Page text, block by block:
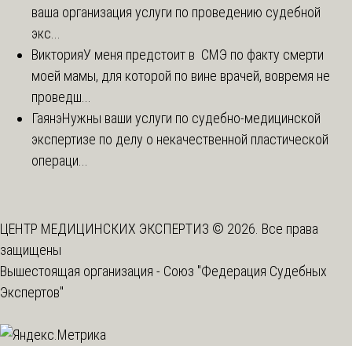
ваша организация услуги по проведению судебной
экс...
ВикторияУ меня предстоит в СМЭ по факту смерти
моей мамы, для которой по вине врачей, вовремя не
проведш...
ГаянэНужны ваши услуги по судебно-медицинской
экспертизе по делу о некачественной пластической
операци...
ЦЕНТР МЕДИЦИНСКИХ ЭКСПЕРТИЗ © 2026. Все права
защищены
Вышестоящая организация - Союз "Федерация Судебных
Экспертов"